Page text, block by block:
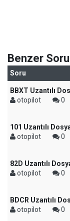
Benzer
Soru
BBXT Uzantılı
otopilot
0
101 Uzantılı
otopilot
0
82D Uzantılı
otopilot
0
BDCR Uzantılı
otopilot
0